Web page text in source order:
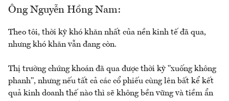
Ông Nguyễn Hồng Nam:
Theo tôi, thời kỳ khó khăn nhất của nền kinh tế đã qua,
nhưng khó khăn vẫn đang còn.
Thị trường chứng khoán đã qua được thời kỳ "xuống không
phanh", nhưng nếu tất cả các cổ phiếu cùng lên bất kể kết
quả kinh doanh thế nào thì sẽ không bền vững và tiềm ẩn